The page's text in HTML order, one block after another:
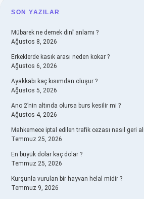
SIDEBAR
SON YAZILAR
Mübarek ne demek dinî anlamı ?
Ağustos 8, 2026
Erkeklerde kasık arası neden kokar ?
Ağustos 6, 2026
Ayakkabı kaç kısımdan oluşur ?
Ağustos 5, 2026
Ano 2’nin altında olursa burs kesilir mi ?
Ağustos 4, 2026
Mahkemece iptal edilen trafik cezası nasıl geri
Temmuz 25, 2026
En büyük dolar kaç dolar ?
Temmuz 25, 2026
Kurşunla vurulan bir hayvan helal midir ?
Temmuz 9, 2026